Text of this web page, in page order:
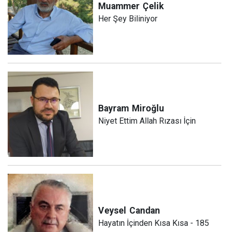
Muammer Çelik
Her Şey Biliniyor
Bayram Miroğlu
Niyet Ettim Allah Rızası İçin
Veysel Candan
Hayatın İçinden Kısa Kısa - 185